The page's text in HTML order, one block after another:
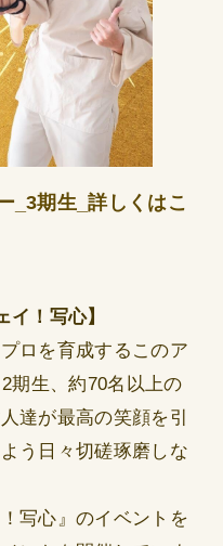
_3期生_詳しくはこ
イ！写心】
ロを育成するこのア
期生、約70名以上の
達が最高の笑顔を引
う日々切磋琢磨しな
写心』のイベントを